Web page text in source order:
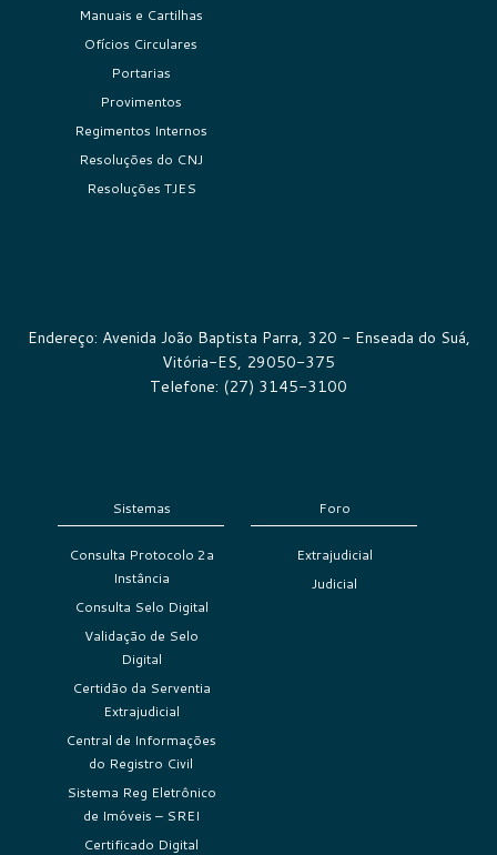
Manuais e Cartilhas
Ofícios Circulares
Portarias
Provimentos
Regimentos Internos
Resoluções do CNJ
Resoluções TJES
Endereço: Avenida João Baptista Parra, 320 - Enseada do Suá,
Vitória-ES, 29050-375
Telefone: (27) 3145-3100
Sistemas
Consulta Protocolo 2a
Instância
Consulta Selo Digital
Validação de Selo
Digital
Certidão da Serventia
Extrajudicial
Central de Informações
do Registro Civil
Sistema Reg Eletrônico
de Imóveis – SREI
Certificado Digital
Foro
Extrajudicial
Judicial